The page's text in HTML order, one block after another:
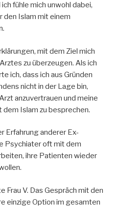
fühle mich unwohl dabei,
den Islam mit einem
mit dem Ziel mich
zu überzeugen. Als ich
ich, dass ich aus Gründen
nicht in der Lage bin,
anzuvertrauen und meine
Islam zu besprechen.
Erfahrung anderer Ex-
Psychiater oft mit dem
ihre Patienten wieder
Frau V. Das Gespräch mit den
einzige Option im gesamten